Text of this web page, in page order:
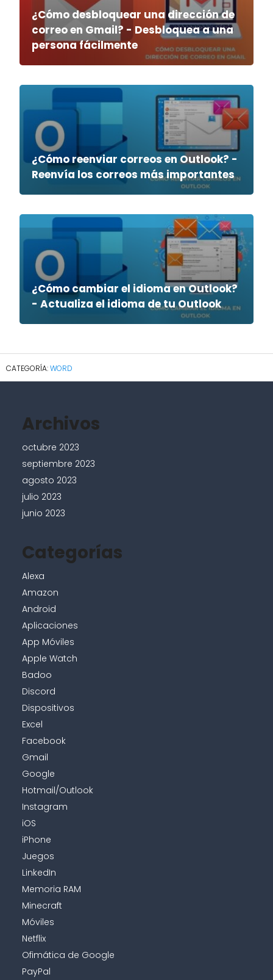
¿Cómo desbloquear una dirección de
correo en Gmail? - Desbloquea a una
persona fácilmente
¿Cómo reenviar correos en Outlook? -
Reenvía los correos más importantes
¿Cómo cambiar el idioma en Outlook?
- Actualiza el idioma de tu Outlook
WORD
Archivos
octubre 2023
septiembre 2023
agosto 2023
julio 2023
junio 2023
Categorías
Alexa
Amazon
Android
Aplicaciones
App Móviles
Apple Watch
Badoo
Discord
Dispositivos
Excel
Facebook
Gmail
Google
Hotmail/Outlook
Instagram
iOS
iPhone
Juegos
LinkedIn
Memoria RAM
Minecraft
Móviles
Netflix
Ofimática de Google
PayPal